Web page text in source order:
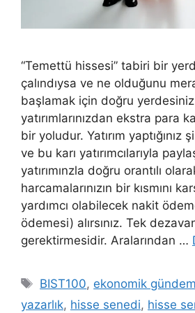
“Temettü hissesi” tabiri bir
çalındıysa ve ne olduğunu
başlamak için doğru
yatırımlarınızdan ekstra para
bir yoludur. Yatırım yaptığınız
ve bu karı yatırımcılarıyla
yatırımınzla doğru orantılı
harcamalarınızın bir kısmını
yardımcı olabilecek nakit
ödemesi) alırsınız. Tek
gerektirmesidir. Aralarından …
Etiketler
BIST100, ekonomik gündem
yazarlık, hisse senedi, hisse